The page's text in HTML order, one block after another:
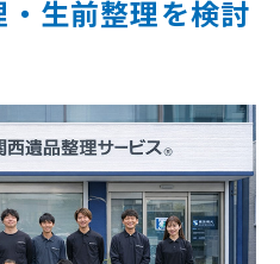
‧⽣前整理を検討